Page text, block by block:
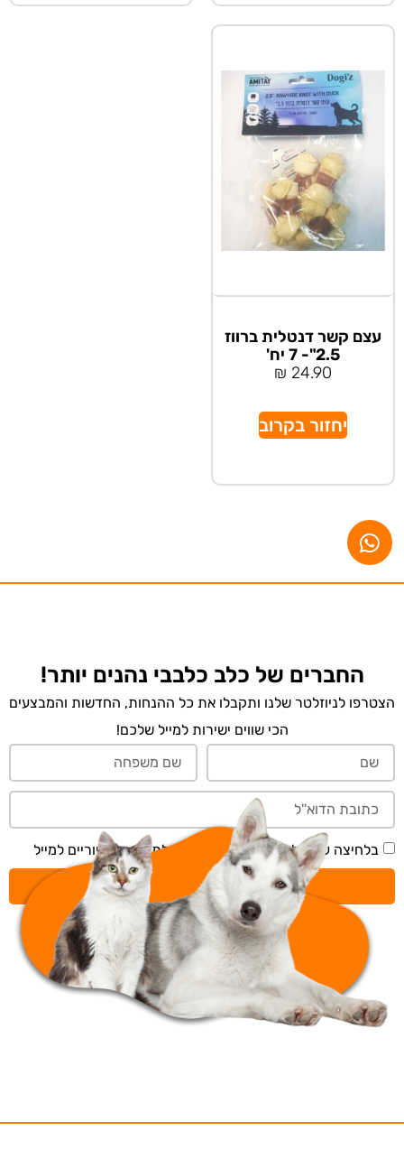
עצם קשר דנטלית ברווז
2.5"- 7 יח'
24.90
₪
יחזור בקרוב
החברים של כלב כלבבי נהנים יותר!
הצטרפו לניוזלטר שלנו ותקבלו את כל ההנחות, החדשות והמבצעים
הכי שווים ישירות למייל שלכם!
בלחיצה על 'שליחה' אני מאשר/ת קבלת תכנים דיוריים למייל
שליחה